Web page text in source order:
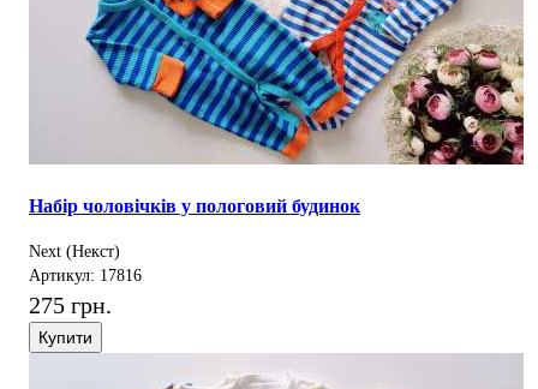
Набір чоловічків у пологовий будинок
Next (Некст)
Артикул: 17816
275 грн.
Купити